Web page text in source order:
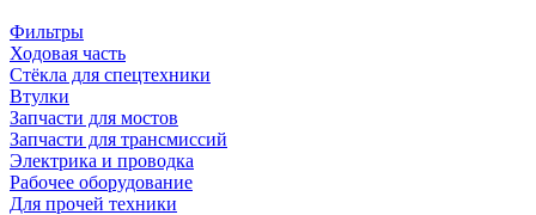
Фильтры
Ходовая часть
Стёкла для спецтехники
Втулки
Запчасти для мостов
Запчасти для трансмиссий
Электрика и проводка
Рабочее оборудование
Для прочей техники